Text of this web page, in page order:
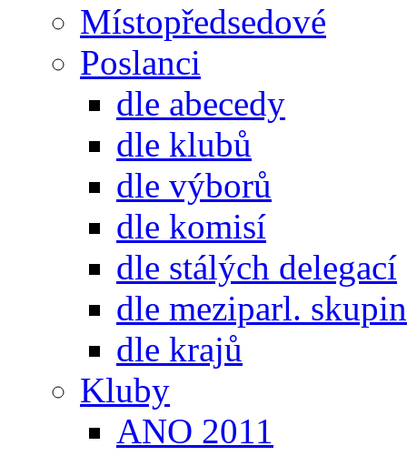
Místopředsedové
Poslanci
dle abecedy
dle klubů
dle výborů
dle komisí
dle stálých delegací
dle meziparl. skupin
dle krajů
Kluby
ANO 2011